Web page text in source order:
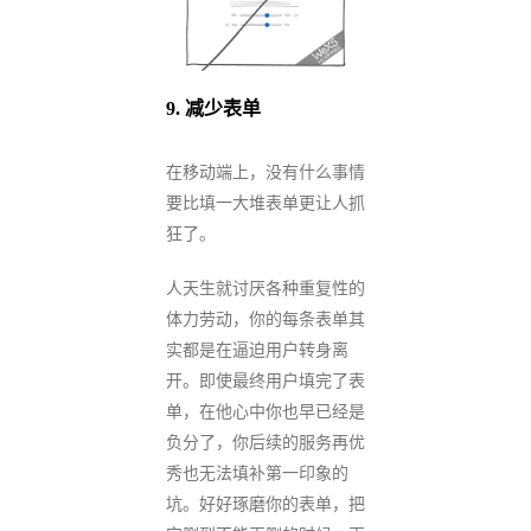
9. 减少表单
在移动端上，没有什么事情
要比填一大堆表单更让人抓
狂了。
人天生就讨厌各种重复性的
体力劳动，你的每条表单其
实都是在逼迫用户转身离
开。即使最终用户填完了表
单，在他心中你也早已经是
负分了，你后续的服务再优
秀也无法填补第一印象的
坑。好好琢磨你的表单，把